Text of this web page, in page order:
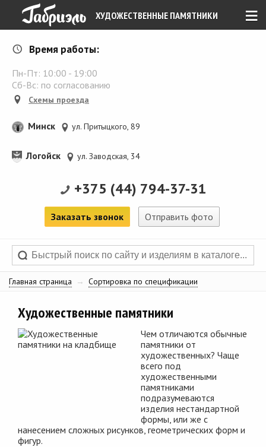
≡
ХУДОЖЕСТВЕННЫЕ ПАМЯТНИКИ
Время работы:
Пн-Пт: 10:00 - 19:00
Сб-Вс: по согласованию
Схемы проезда
Минск ул. Притыцкого, 89
Логойск ул. Заводская, 34
+375 (44) 794-37-31
Заказать звонок Отправить фото
Главная страница → Сортировка по спецификации
Художественные памятники
Чем отличаются обычные
памятники от
художественных? Чаще
всего под
художественными
памятниками
подразумеваются
изделия нестандартной
формы, или же с
нанесением сложных рисунков, геометрических форм и
фигур.